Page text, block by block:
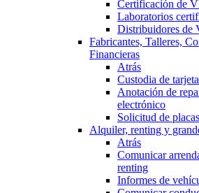
Certificación de
Laboratorios
Distribuidores de
Fabricantes, Talleres,
Financieras
Atrás
Custodia de
Anotación de
electrónico
Solicitud de
Alquiler, renting y
Atrás
Comunicar
renting
Informes de